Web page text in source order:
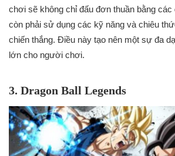
chơi sẽ không chỉ đấu đơn thuần bằng các
còn phải sử dụng các kỹ năng và chiêu
chiến thắng. Điều này tạo nên một sự đa
lớn cho người chơi.
3. Dragon Ball Legends